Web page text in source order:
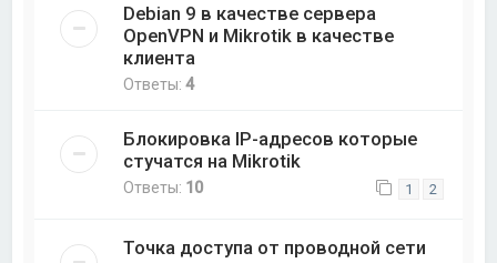
Debian 9 в качестве сервера
OpenVPN и Mikrotik в качестве
клиента
Ответы:4
Блокировка IP-адресов которые
стучатся на Mikrotik
Ответы: 10 1 2
Точка доступа от проводной сети